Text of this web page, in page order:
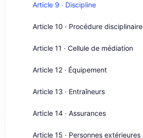
Article 9 · Discipline
Article 10 · Procédure disciplinaire
Article 11 · Cellule de médiation
Article 12 · Équipement
Article 13 · Entraîneurs
Article 14 · Assurances